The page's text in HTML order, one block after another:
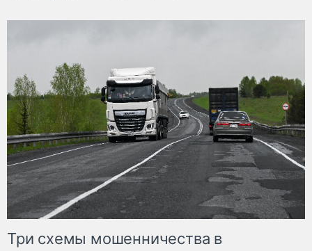
Три схемы мошенничества в